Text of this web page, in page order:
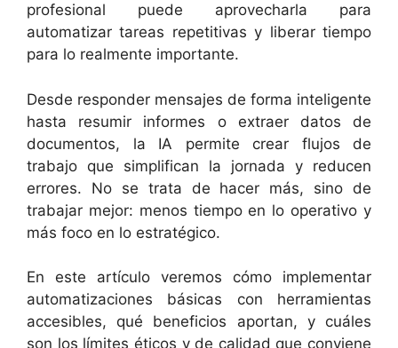
profesional puede aprovecharla para
automatizar tareas repetitivas y liberar tiempo
para lo realmente importante.
Desde responder mensajes de forma inteligente
hasta resumir informes o extraer datos de
documentos, la IA permite crear flujos de
trabajo que simplifican la jornada y reducen
errores. No se trata de hacer más, sino de
trabajar mejor: menos tiempo en lo operativo y
más foco en lo estratégico.
En este artículo veremos cómo implementar
automatizaciones básicas con herramientas
accesibles, qué beneficios aportan, y cuáles
son los límites éticos y de calidad que conviene